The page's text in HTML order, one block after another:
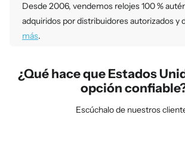
Desde 2006, vendemos relojes 100 %
adquiridos por distribuidores autorizados y
más.
¿Qué hace que Estados
opción
Escúchalo de nuestros